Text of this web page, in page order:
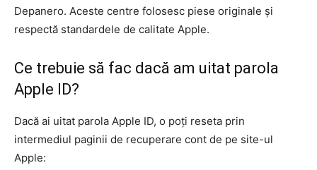
Depanero. Aceste centre folosesc piese originale și
respectă standardele de calitate Apple.
Ce trebuie să fac dacă am uitat parola
Apple ID?
Dacă ai uitat parola Apple ID, o poți reseta prin
intermediul paginii de recuperare cont de pe site-ul
Apple: